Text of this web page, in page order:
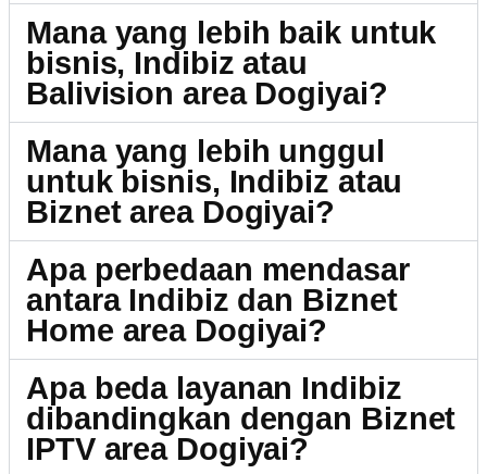
Mana yang lebih baik untuk
bisnis, Indibiz atau
Balivision area Dogiyai?
Mana yang lebih unggul
untuk bisnis, Indibiz atau
Biznet area Dogiyai?
Apa perbedaan mendasar
antara Indibiz dan Biznet
Home area Dogiyai?
Apa beda layanan Indibiz
dibandingkan dengan Biznet
IPTV area Dogiyai?